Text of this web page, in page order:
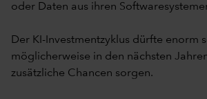
oder Daten aus ihren
Der KI-Investmentzyklus dürfte enorm
möglicherweise in den nächsten
zusätzliche Chancen sorgen.